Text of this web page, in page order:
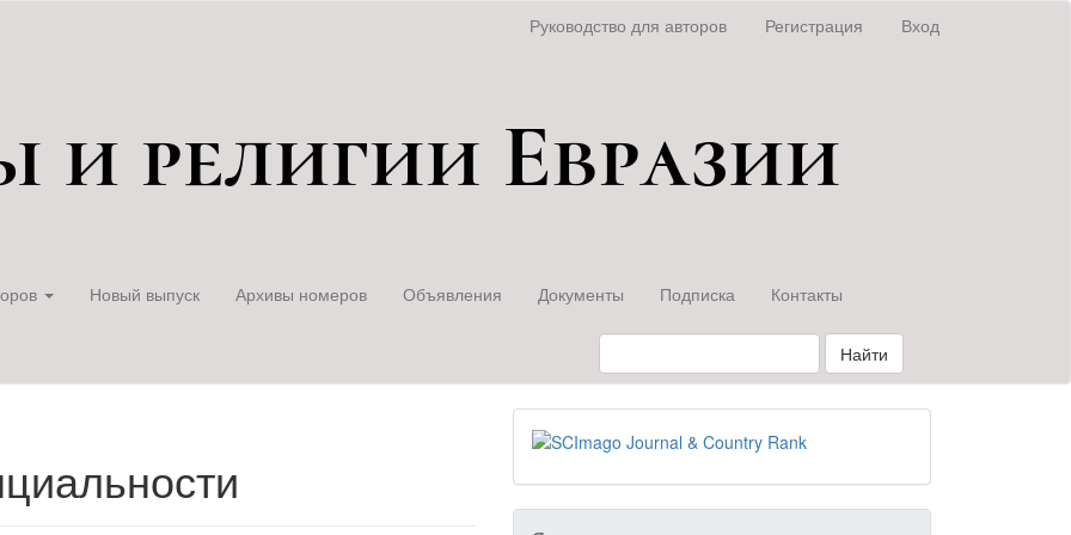
Руководство для авторов Регистрация Вход
Новый выпуск Архивы номеров Объявления Документы Подписка Контакты
Найти